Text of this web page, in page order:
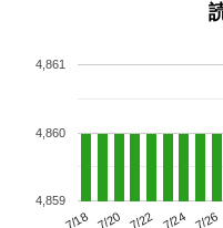
7/18 7/20 7/22 7/24 7/26
4,859
4,860
4,861